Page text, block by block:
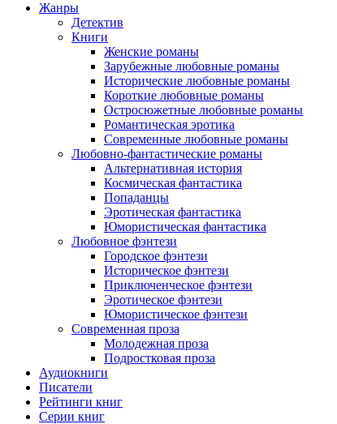
Жанры
Детектив
Книги
Женские романы
Зарубежные любовные романы
Исторические любовные романы
Короткие любовные романы
Остросюжетные любовные романы
Романтическая эротика
Современные любовные романы
Любовно-фантастические романы
Альтернативная история
Космическая фантастика
Попаданцы
Эротическая фантастика
Юмористическая фантастика
Любовное фэнтези
Городское фэнтези
Историческое фэнтези
Приключенческое фэнтези
Эротическое фэнтези
Юмористическое фэнтези
Современная проза
Молодежная проза
Подростковая проза
Аудиокниги
Писатели
Рейтинги книг
Серии книг